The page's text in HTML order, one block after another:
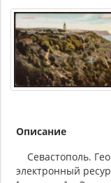
Описание
Севастополь.
электронный